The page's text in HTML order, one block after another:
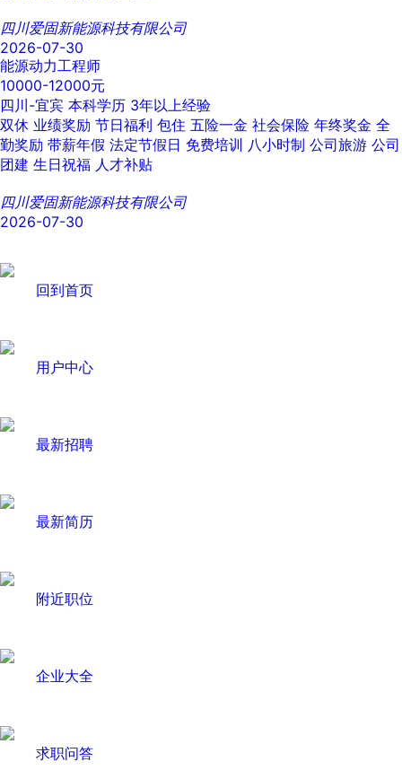
四川爱固新能源科技有限公司
2026-07-30
能源动力工程师
10000-12000元
四川-宜宾 本科学历 3年以上经验
双休 业绩奖励 节日福利 包住 五险一金 社会保险 年终奖金 全
勤奖励 带薪年假 法定节假日 免费培训 八小时制 公司旅游 公司
团建 生日祝福 人才补贴
四川爱固新能源科技有限公司
2026-07-30
回到首页
用户中心
最新招聘
最新简历
附近职位
企业大全
求职问答